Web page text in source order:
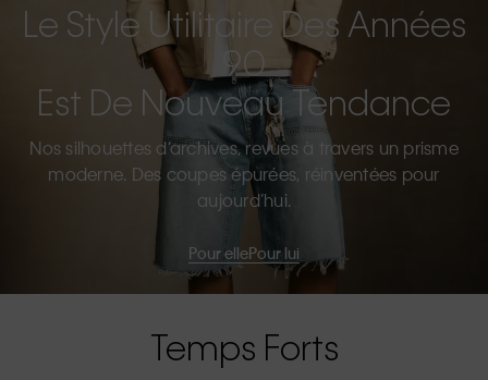
Le Style Utilitaire Des Années
90
Est De Nouveau Tendance
Nos silhouettes d’archives, revues à travers un prisme
moderne. Des coupes épurées, réinventées pour
aujourd’hui.
Pour ellePour lui
Temps Forts